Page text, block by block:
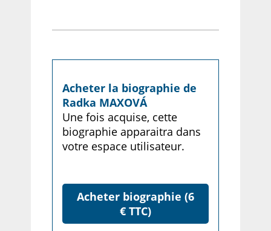
Acheter la biographie de
Radka MAXOVÁ
Une fois acquise, cette
biographie apparaitra dans
votre espace utilisateur.
Acheter biographie (6
€ TTC)